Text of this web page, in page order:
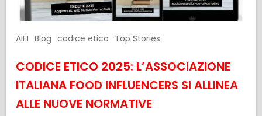
AIFI Blog codice etico Top Stories
CODICE ETICO 2025: L’ASSOCIAZIONE
ITALIANA FOOD INFLUENCERS SI ALLINEA
ALLE NUOVE NORMATIVE